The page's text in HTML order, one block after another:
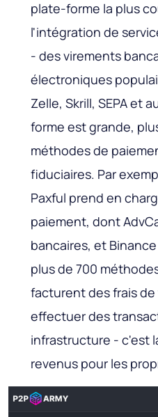
plate-forme la plus
l'intégration de
- des virements
électroniques
Zelle, Skrill, SEPA et
forme est grande,
méthodes de
fiduciaires. Par
Paxful prend en
paiement, dont
bancaires, et
plus de 700
facturent des frais
effectuer des
infrastructure - c'est
revenus pour les